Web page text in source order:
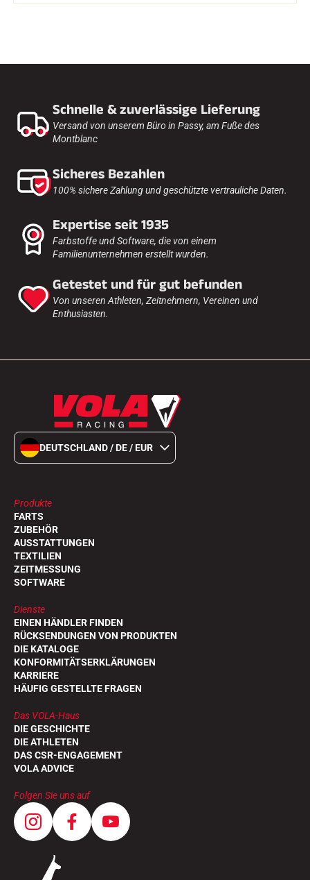
Schnelle & zuverlässige Lieferung
Versand von unserem Büro in Passy, am Fuße des
Montblanc
Sicheres Bezahlen
100% sichere Zahlung und geschützte vertrauliche Daten.
Expertise seit 1935
Farbstoffe und Software, die von einem
Familienunternehmen erstellt wurden.
Getestet und für gut befunden
Von unseren Athleten, Zeitnehmern, Vereinen und
Enthusiasten.
DEUTSCHLAND / DE / EUR
Produkte
FARTS
ZUBEHÖR
AUSSTATTUNGEN
TEXTILIEN
ZEITMESSUNG
SOFTWARE
Dienste
EINEN HÄNDLER FINDEN
RÜCKSENDUNGEN VON PRODUKTEN
DIE KATALOGE
KONFORMITÄTSERKLÄRUNGEN
KARRIERE
HÄUFIG GESTELLTE FRAGEN
Das VOLA-Haus
DIE GESCHICHTE
DIE ATHLETEN
DAS CSR-ENGAGEMENT
VOLA ADVICE
Folgen Sie uns auf